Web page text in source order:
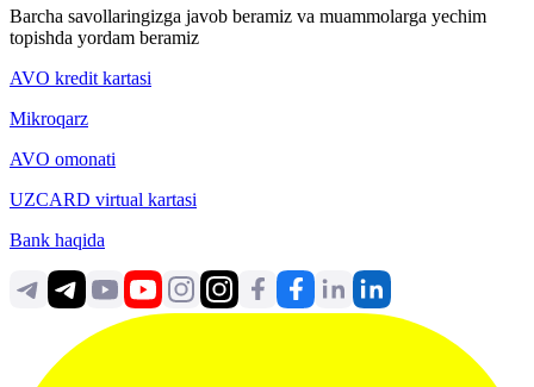
Barcha savollaringizga javob beramiz va muammolarga yechim
topishda yordam beramiz
AVO kredit kartasi
Mikroqarz
AVO omonati
UZCARD virtual kartasi
Bank haqida